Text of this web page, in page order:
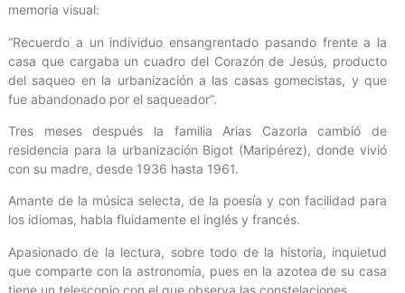
memoria visual:
“Recuerdo a un individuo ensangrentado pasando frente a la
casa que cargaba un cuadro del Corazón de Jesús, producto
del saqueo en la urbanización a las casas gomecistas, y que
fue abandonado por el saqueador”.
Tres meses después la familia Arias Cazorla cambió de
residencia para la urbanización Bigot (Maripérez), donde vivió
con su madre, desde 1936 hasta 1961.
Amante de la música selecta, de la poesía y con facilidad para
los idiomas, habla fluidamente el inglés y francés.
Apasionado de la lectura, sobre todo de la historia, inquietud
que comparte con la astronomía, pues en la azotea de su casa
tiene un telescopio con el que observa las constelaciones.